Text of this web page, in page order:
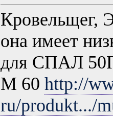
Кровельщег,
она имеет
для СПАЛ
M 60 http://
ru/produkt.../